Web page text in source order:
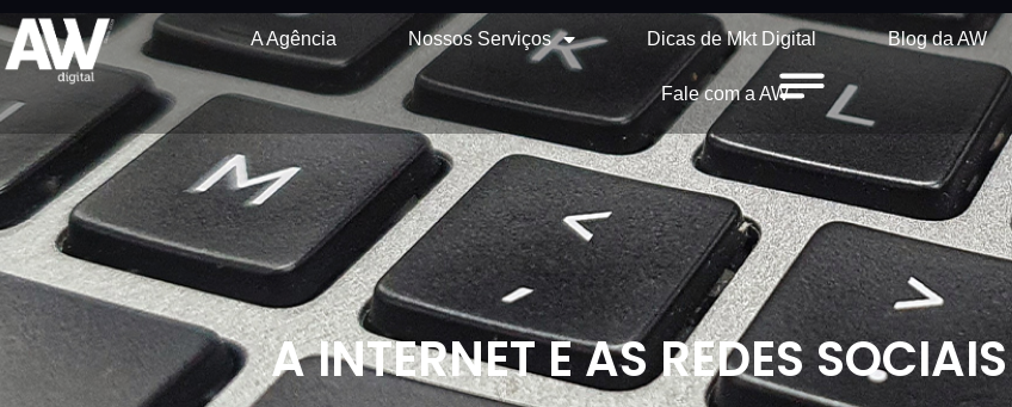
A Agência Nossos Serviços Dicas de Mkt Digital Blog da AW
Fale com a AW
A INTERNET E AS REDES